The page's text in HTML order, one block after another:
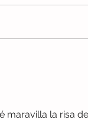
maravilla la risa